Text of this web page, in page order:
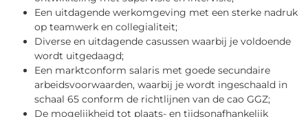
Een uitdagende werkomgeving met een sterke nadruk
op teamwerk en collegialiteit;
Diverse en uitdagende casussen waarbij je voldoende
wordt uitgedaagd;
Een marktconform salaris met goede secundaire
arbeidsvoorwaarden, waarbij je wordt ingeschaald in
schaal 65 conform de richtlijnen van de cao GGZ;
De mogelijkheid tot plaats- en tijdsonafhankelijk